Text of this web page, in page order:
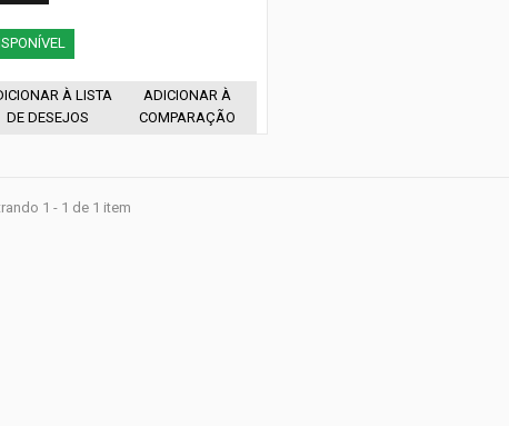
À LISTA
DE DESEJOS
ADICIONAR À
COMPARAÇÃO
1 - 1 de 1 item